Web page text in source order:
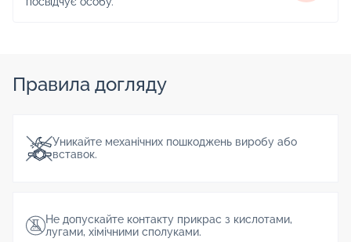
Правила догляду
Уникайте механічних пошкоджень виробу або
вставок.
Не допускайте контакту прикрас з кислотами,
лугами, хімічними сполуками.